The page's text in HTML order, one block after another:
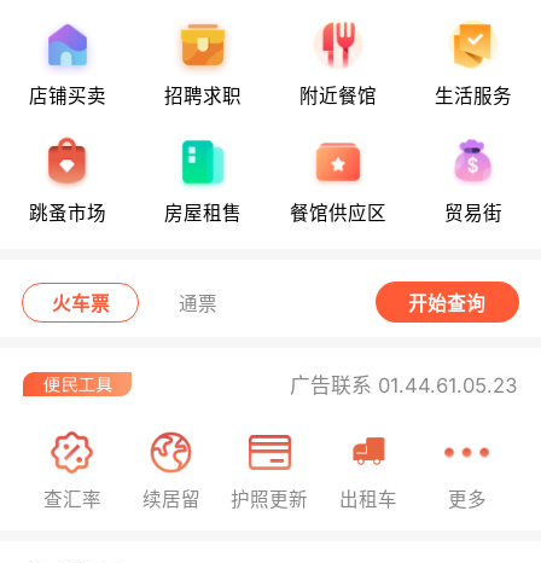
店铺买卖 招聘求职 附近餐馆 生活服务
跳蚤市场 房屋租售 餐馆供应区 贸易街
火车票 通票 开始查询
广告联系 01.44.61.05.23
查汇率 续居留 护照更新 出租车 更多